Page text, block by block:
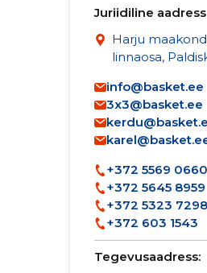
Juriidiline aadress
Harju
linnaosa,
info@basket.ee
3x3@basket.ee
+372 5569 0660
+372 5645 8959
+372 5323 7298
+372 603 1543
Tegevusaadress: